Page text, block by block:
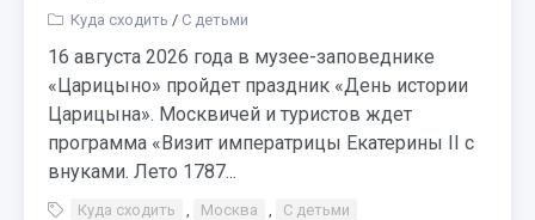
Куда сходить / С детьми
16 августа 2026 года в музее-заповеднике
«Царицыно» пройдет праздник «День истории
Царицына». Москвичей и туристов ждет
программа «Визит императрицы Екатерины II с
внуками. Лето 1787...
Куда сходить , Москва , С детьми